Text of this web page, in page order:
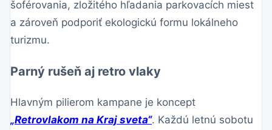
šoférovania, zložitého hľadania parkovacích miest
a zároveň podporiť ekologickú formu lokálneho
turizmu.
Parný rušeň aj retro vlaky
Hlavným pilierom kampane je koncept
„Retrovlakom na Kraj sveta“. Každú letnú sobotu